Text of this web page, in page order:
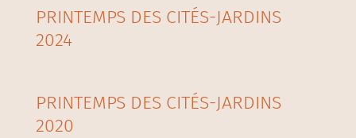
PRINTEMPS DES CITÉS-JARDINS
2024
PRINTEMPS DES CITÉS-JARDINS
2020